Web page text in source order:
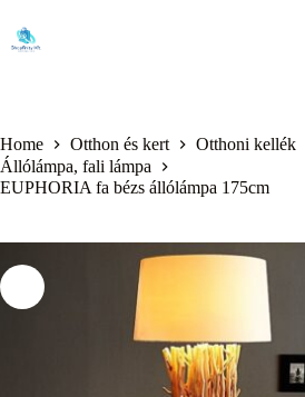
content
Home Otthon és kert
Otthoni kellék
Állólámpa, fali lámpa
EUPHORIA fa bézs állólámpa 175cm